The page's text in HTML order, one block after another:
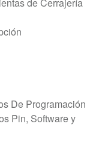
de Cerrajería
De Programación
Pin, Software y